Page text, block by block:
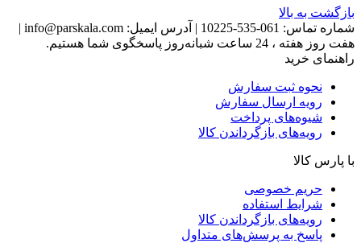
بازگشت به بالا
شماره تماس: 061-535-10225
| آدرس ایمیل: info@parskala.com
|
هفت روز هفته ، 24 ساعت شبانه‌روز پاسخگوی شما هستیم.
راهنمای خرید
نحوه ثبت سفارش
رویه ارسال سفارش
شیوه‌های پرداخت
رویه‌های بازگرداندن کالا
با پارس کالا
حریم خصوصی
شرایط استفاده
رویه‌های بازگرداندن کالا
پاسخ به پرسش‌های متداول